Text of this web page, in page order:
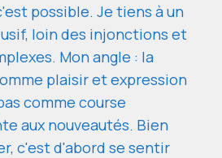
possible. Je tiens à un
loin des injonctions et
Mon angle : la
plaisir et expression
comme course
aux nouveautés. Bien
c'est d'abord se sentir